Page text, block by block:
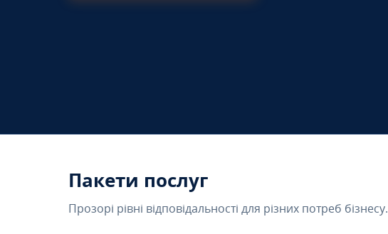
Пакети послуг
Прозорі рівні відповідальності для різних потреб бізнесу.